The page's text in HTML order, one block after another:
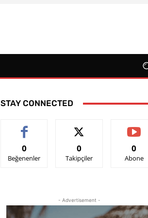
STAY CONNECTED
0
Beğenenler
0
Takipçiler
0
Abone
- Advertisement -